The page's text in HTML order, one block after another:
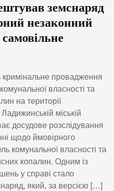
земснаряд
незаконний
кримінальне провадження
власності та
на території
міській
досудове розслідування
щодо ймовірного
комунальної власності та
копалин. Одним із
у справі стало
який, за версією […]